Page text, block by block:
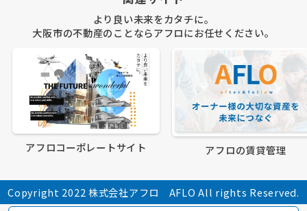
より良い未来をカタチに。
大阪市の不動産のことならアフロにお任せください。
アフロコーポレートサイト アフロの賃貸管理
Copyright 2022 株式会社アフロ AFLO All rights Reserved.